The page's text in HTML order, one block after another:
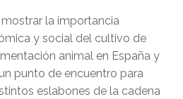
mostrar la importancia
y social del cultivo de
animal en España y
punto de encuentro para
eslabones de la cadena